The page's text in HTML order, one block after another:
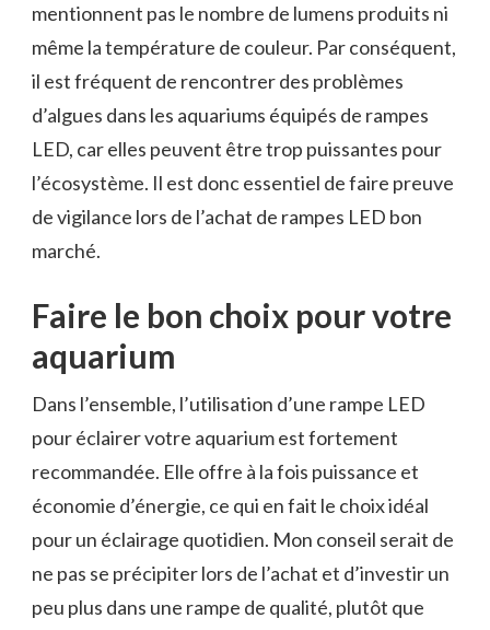
mentionnent pas le nombre de lumens produits ni
même la température de couleur. Par conséquent,
il est fréquent de rencontrer des problèmes
d’algues dans les aquariums équipés de rampes
LED, car elles peuvent être trop puissantes pour
l’écosystème. Il est donc essentiel de faire preuve
de vigilance lors de l’achat de rampes LED bon
marché.
Faire le bon choix pour votre
aquarium
Dans l’ensemble, l’utilisation d’une rampe LED
pour éclairer votre aquarium est fortement
recommandée. Elle offre à la fois puissance et
économie d’énergie, ce qui en fait le choix idéal
pour un éclairage quotidien. Mon conseil serait de
ne pas se précipiter lors de l’achat et d’investir un
peu plus dans une rampe de qualité, plutôt que